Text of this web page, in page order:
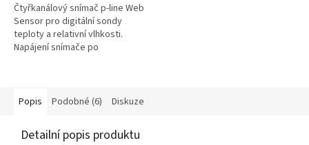
Čtyřkanálový snímač p-line Web
Sensor pro digitální sondy
teploty a relativní vlhkosti.
Napájení snímače po
Popis Podobné (6) Diskuze
Detailní popis produktu